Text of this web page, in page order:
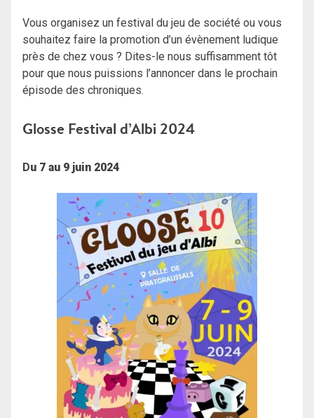
Vous organisez un festival du jeu de société ou vous
souhaitez faire la promotion d’un évènement ludique
près de chez vous ? Dites-le nous suffisamment tôt
pour que nous puissions l’annoncer dans le prochain
épisode des chroniques.
Glosse Festival d’Albi 2024
Du 7 au 9 juin 2024